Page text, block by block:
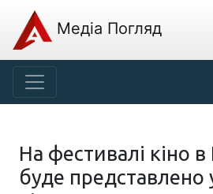
Медіа Погляд
На фестивалі кіно в
буде представлено